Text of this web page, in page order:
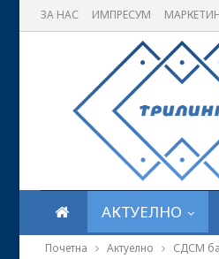
ЗА НАС ИМПРЕСУМ
АКТУЕЛНО
Почетна Актуелно СДСМ